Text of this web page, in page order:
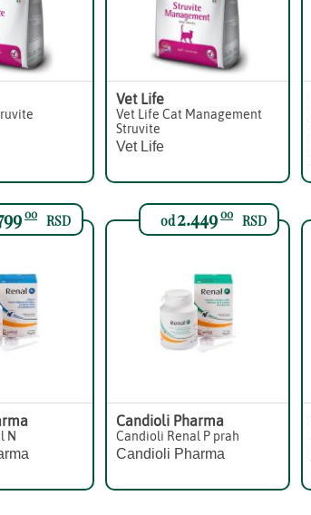
Vet Life
Vet Life Cat Management
Struvite
Vet Life
00 RSD
N
od2.44900 RSD
Candioli Pharma
Candioli Renal P prah
Candioli Pharma